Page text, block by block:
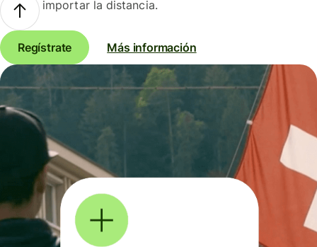
importar la distancia.
Regístrate Más información